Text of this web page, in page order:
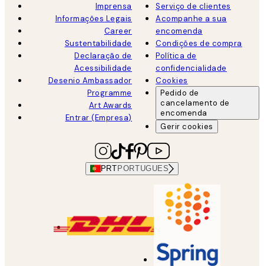
Imprensa
Informações Legais
Career
Sustentabilidade
Declaração de
Acessibilidade
Desenio Ambassador
Programme
Art Awards
Entrar (Empresa)
Serviço de clientes
Acompanhe a sua
encomenda
Condições de compra
Política de
confidencialidade
Cookies
Pedido de
cancelamento de
encomenda
Gerir cookies
PRT PORTUGUES